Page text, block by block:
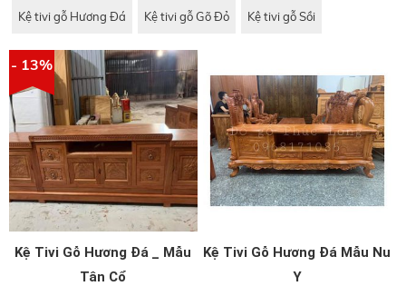
Kệ tivi gỗ Hương Đá Kệ tivi gỗ Gõ Đỏ Kệ tivi gỗ Sồi
- 13%
Kệ Tivi Gỗ Hương Đá _ Mẫu
Tân Cổ
Kệ Tivi Gỗ Hương Đá Mẫu Nu
Y